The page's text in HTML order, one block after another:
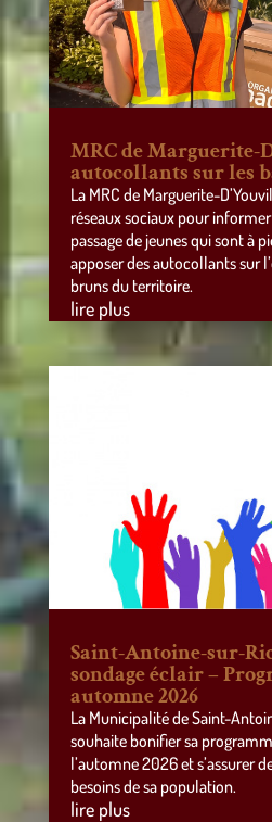
MRC de Marguerite-
autocollants sur les
La MRC de Marguerite-
réseaux sociaux pour
passage de jeunes qui sont à
apposer des autocollants sur
bruns du territoire.
lire plus
Saint-Antoine-sur-
sondage éclair –
automne 2026
La Municipalité de Saint-
souhaite bonifier sa
l’automne 2026 et s’assurer
besoins de sa population.
lire plus